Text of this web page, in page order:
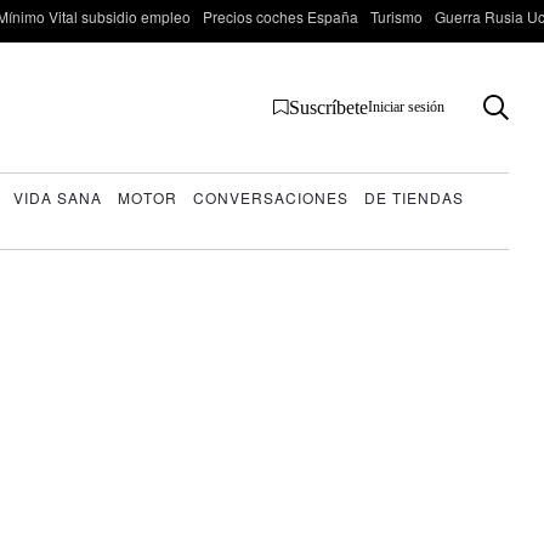
Vital subsidio empleo Precios coches España Turismo Guerra Rusia
SuscríbeteIniciar sesión
VIDA SANA MOTOR CONVERSACIONES
DE TIENDAS